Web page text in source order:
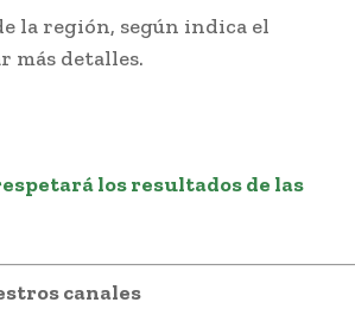
la región, según indica el
más detalles.
los resultados de las
canales